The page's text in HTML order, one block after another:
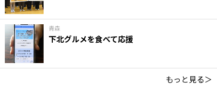
青森
下北グルメを食べて応援
もっと見る＞